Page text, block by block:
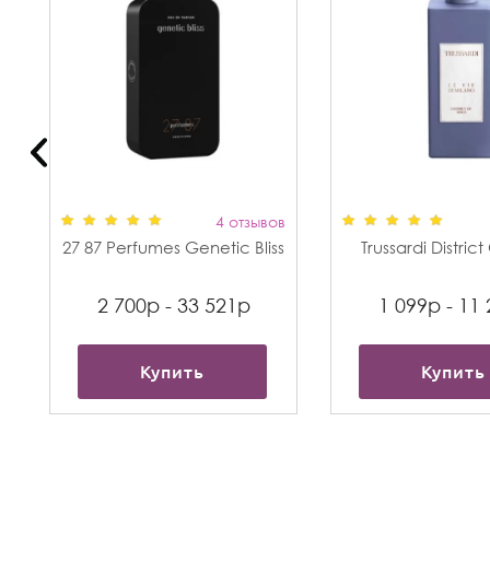
4 отзывов
27 87 Perfumes Genetic Bliss
2 700р - 33 521р
Купить
Trussardi
1 099р - 11
Купить